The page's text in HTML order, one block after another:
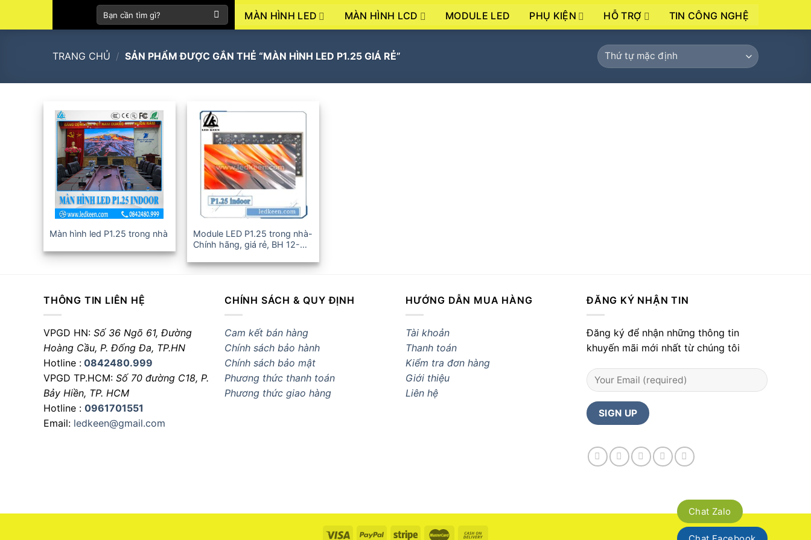
kiếm:
MÀN HÌNH LED MÀN HÌNH LCD MODULE LED PHỤ KIỆN HỖ TRỢ TIN CÔNG NGHỆ
TRANG CHỦ / SẢN PHẨM ĐƯỢC GẮN THẺ “MÀN HÌNH LED P1.25 GIÁ RẺ”
+
Màn hình led P1.25 trong nhà
+
Module LED P1.25 trong nhà-
Chính hãng, giá rẻ, BH 12-
THÔNG TIN LIÊN HỆ
VPGD HN: Số 36 Ngõ 61, Đường
Hoàng Cầu, P. Đống Đa, TP.HN
Hotline : 0842480.999
VPGD TP.HCM: Số 70 đường C18, P.
Bảy Hiền, TP. HCM
Hotline : 0961701551
Email: ledkeen@gmail.com
CHÍNH SÁCH & QUY ĐỊNH
Cam kết bán hàng
Chính sách bảo hành
Chính sách bảo mật
Phương thức thanh toán
Phương thức giao hàng
HƯỚNG DẪN MUA HÀNG
Tài khoản
Thanh toán
Kiểm tra đơn hàng
Giới thiệu
Liên hệ
ĐĂNG KÝ NHẬN TIN
Đăng ký để nhận những thông tin
khuyến mãi mới nhất từ chúng tôi
Chat Zalo